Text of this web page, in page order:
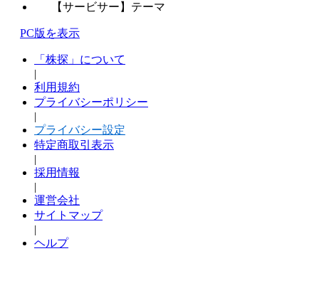
【サービサー】テーマ
PC版を表示
「株探」について
|
利用規約
プライバシーポリシー
|
プライバシー設定
特定商取引表示
|
採用情報
|
運営会社
サイトマップ
|
ヘルプ